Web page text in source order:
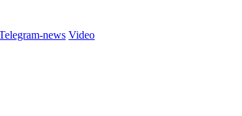
news Video